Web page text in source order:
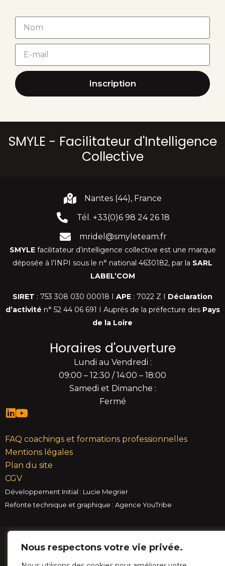
Nous respectons votre vie privée.
Inscription
SMYLE - Facilitateur d'Intelligence
Collective
Nantes (44), France
Tél. +33(0)6 98 24 26 18
mridel@smyleteam.fr
SMYLEfacilitateur d’intelligence collective est une marque
déposée à l’INPI sous le n° national 4630182, par la SARL
LABEL’COM
SIRET : 753 308 030 00018 I APE : 7022 Z I Déclaration
d’activité n° 52 44 06 691 I Auprès de la préfecture des Pays
de la Loire
Horaires d'ouverture
Lundi au Vendredi :
09:00 – 12:30 / 14:00 – 18:00
Samedi et Dimanche :
Fermé
FAQ coachings et formations professionnelles
Mentions légales
Plan du site
CGV
Développement Initial : Lucie Megrier
Refonte technique et graphique : Agence YouTribe
Politique de confidentialité et les Conditions d'utilisationde Google
s'appliquent.